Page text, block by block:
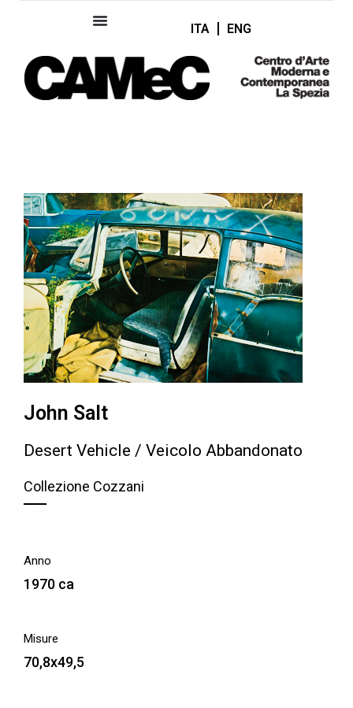
ITA ENG
John Salt
Desert Vehicle / Veicolo Abbandonato
Collezione Cozzani
Anno
1970 ca
Misure
70,8x49,5